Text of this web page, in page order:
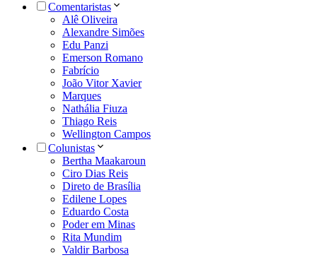
Comentaristas
Alê Oliveira
Alexandre Simões
Edu Panzi
Emerson Romano
Fabrício
João Vitor Xavier
Marques
Nathália Fiuza
Thiago Reis
Wellington Campos
Colunistas
Bertha Maakaroun
Ciro Dias Reis
Direto de Brasília
Edilene Lopes
Eduardo Costa
Poder em Minas
Rita Mundim
Valdir Barbosa